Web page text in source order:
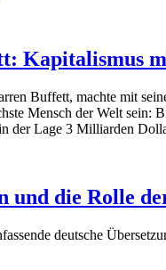
Kapitalismus
Buffett, machte mit
Mensch der Welt
der Lage 3 Milliarden
und die Rolle
deutsche